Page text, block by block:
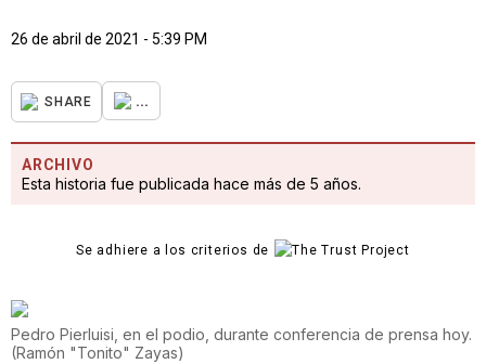
26 de abril de 2021 - 5:39 PM
SHARE ...
ARCHIVO
Esta historia fue publicada hace más de 5 años.
Se adhiere a los criterios de
Pedro Pierluisi, en el podio, durante conferencia de prensa hoy.
(Ramón "Tonito" Zayas)